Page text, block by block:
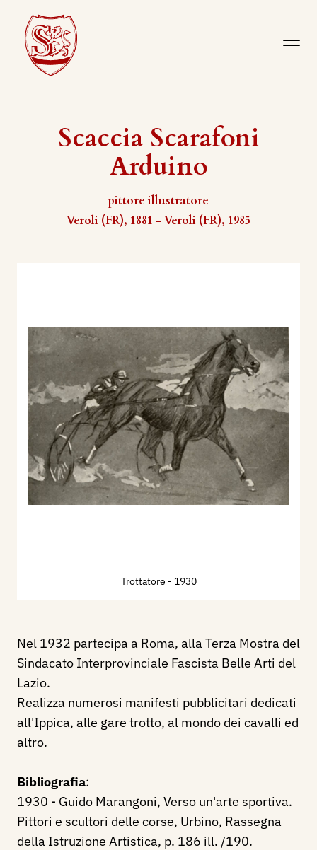
Scaccia Scarafoni
Arduino
pittore illustratore
Veroli (FR), 1881 - Veroli (FR), 1985
Trottatore - 1930
Nel 1932 partecipa a Roma, alla Terza Mostra del
Sindacato Interprovinciale Fascista Belle Arti del
Lazio.
Realizza numerosi manifesti pubblicitari dedicati
all'Ippica, alle gare trotto, al mondo dei cavalli ed
altro.
Bibliografia:
1930 - Guido Marangoni, Verso un'arte sportiva.
Pittori e scultori delle corse, Urbino, Rassegna
della Istruzione Artistica, p. 186 ill. /190.